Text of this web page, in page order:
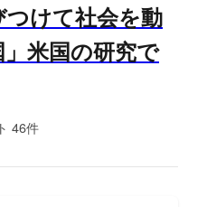
けて社会を動
米国の研究で
46件